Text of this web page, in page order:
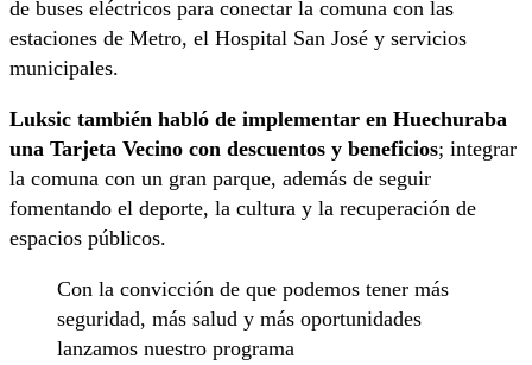
de buses eléctricos para conectar la comuna con las
estaciones de Metro, el Hospital San José y servicios
municipales.
Luksic también habló de implementar en Huechuraba
una Tarjeta Vecino con descuentos y beneficios; integrar
la comuna con un gran parque, además de seguir
fomentando el deporte, la cultura y la recuperación de
espacios públicos.
Con la convicción de que podemos tener más
seguridad, más salud y más oportunidades
lanzamos nuestro programa